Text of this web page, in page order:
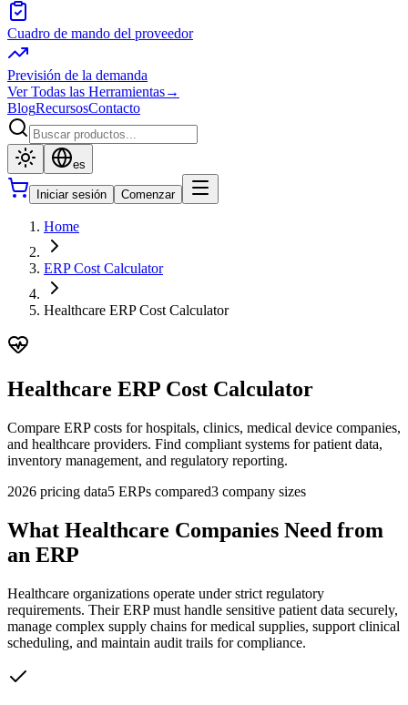
Cuadro de mando del proveedor
Previsión de la demanda
Ver Todas las Herramientas→
BlogRecursosContacto
es
Iniciar sesión Comenzar
Home
ERP Cost Calculator
Healthcare ERP Cost Calculator
Healthcare ERP Cost Calculator
Compare ERP costs for hospitals, clinics, medical device companies,
and healthcare providers. Find compliant systems for patient data,
inventory management, and regulatory reporting.
2026 pricing data5 ERPs compared3 company sizes
What Healthcare Companies Need from
an ERP
Healthcare organizations operate under strict regulatory
requirements. Their ERP must handle sensitive patient data securely,
manage complex supply chains for medical supplies, support clinical
scheduling, and maintain audit trails for compliance.